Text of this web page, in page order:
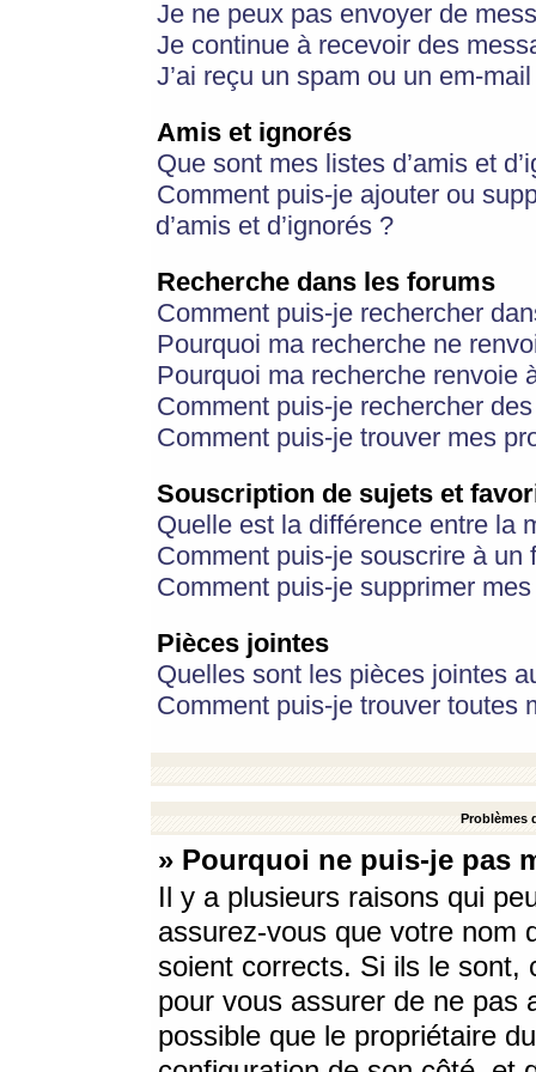
Je ne peux pas envoyer de
Je continue à recevoir des
J’ai reçu un spam ou un em-
Amis et ignorés
Que sont mes listes d’amis et
Comment puis-je ajouter ou
d’amis et d’ignorés ?
Recherche dans les forums
Comment puis-je rechercher
Pourquoi ma recherche ne
Pourquoi ma recherche renvoie
Comment puis-je rechercher
Comment puis-je trouver mes
Souscription de sujets et
Quelle est la différence entre la
Comment puis-je souscrire à
Comment puis-je supprimer
Pièces jointes
Quelles sont les pièces jointes
Comment puis-je trouver toutes
Problèmes
» Pourquoi ne puis-je pas
Il y a plusieurs raisons qui
assurez-vous que votre nom
soient corrects. Si ils le sont,
pour vous assurer de ne pas
possible que le propriétaire